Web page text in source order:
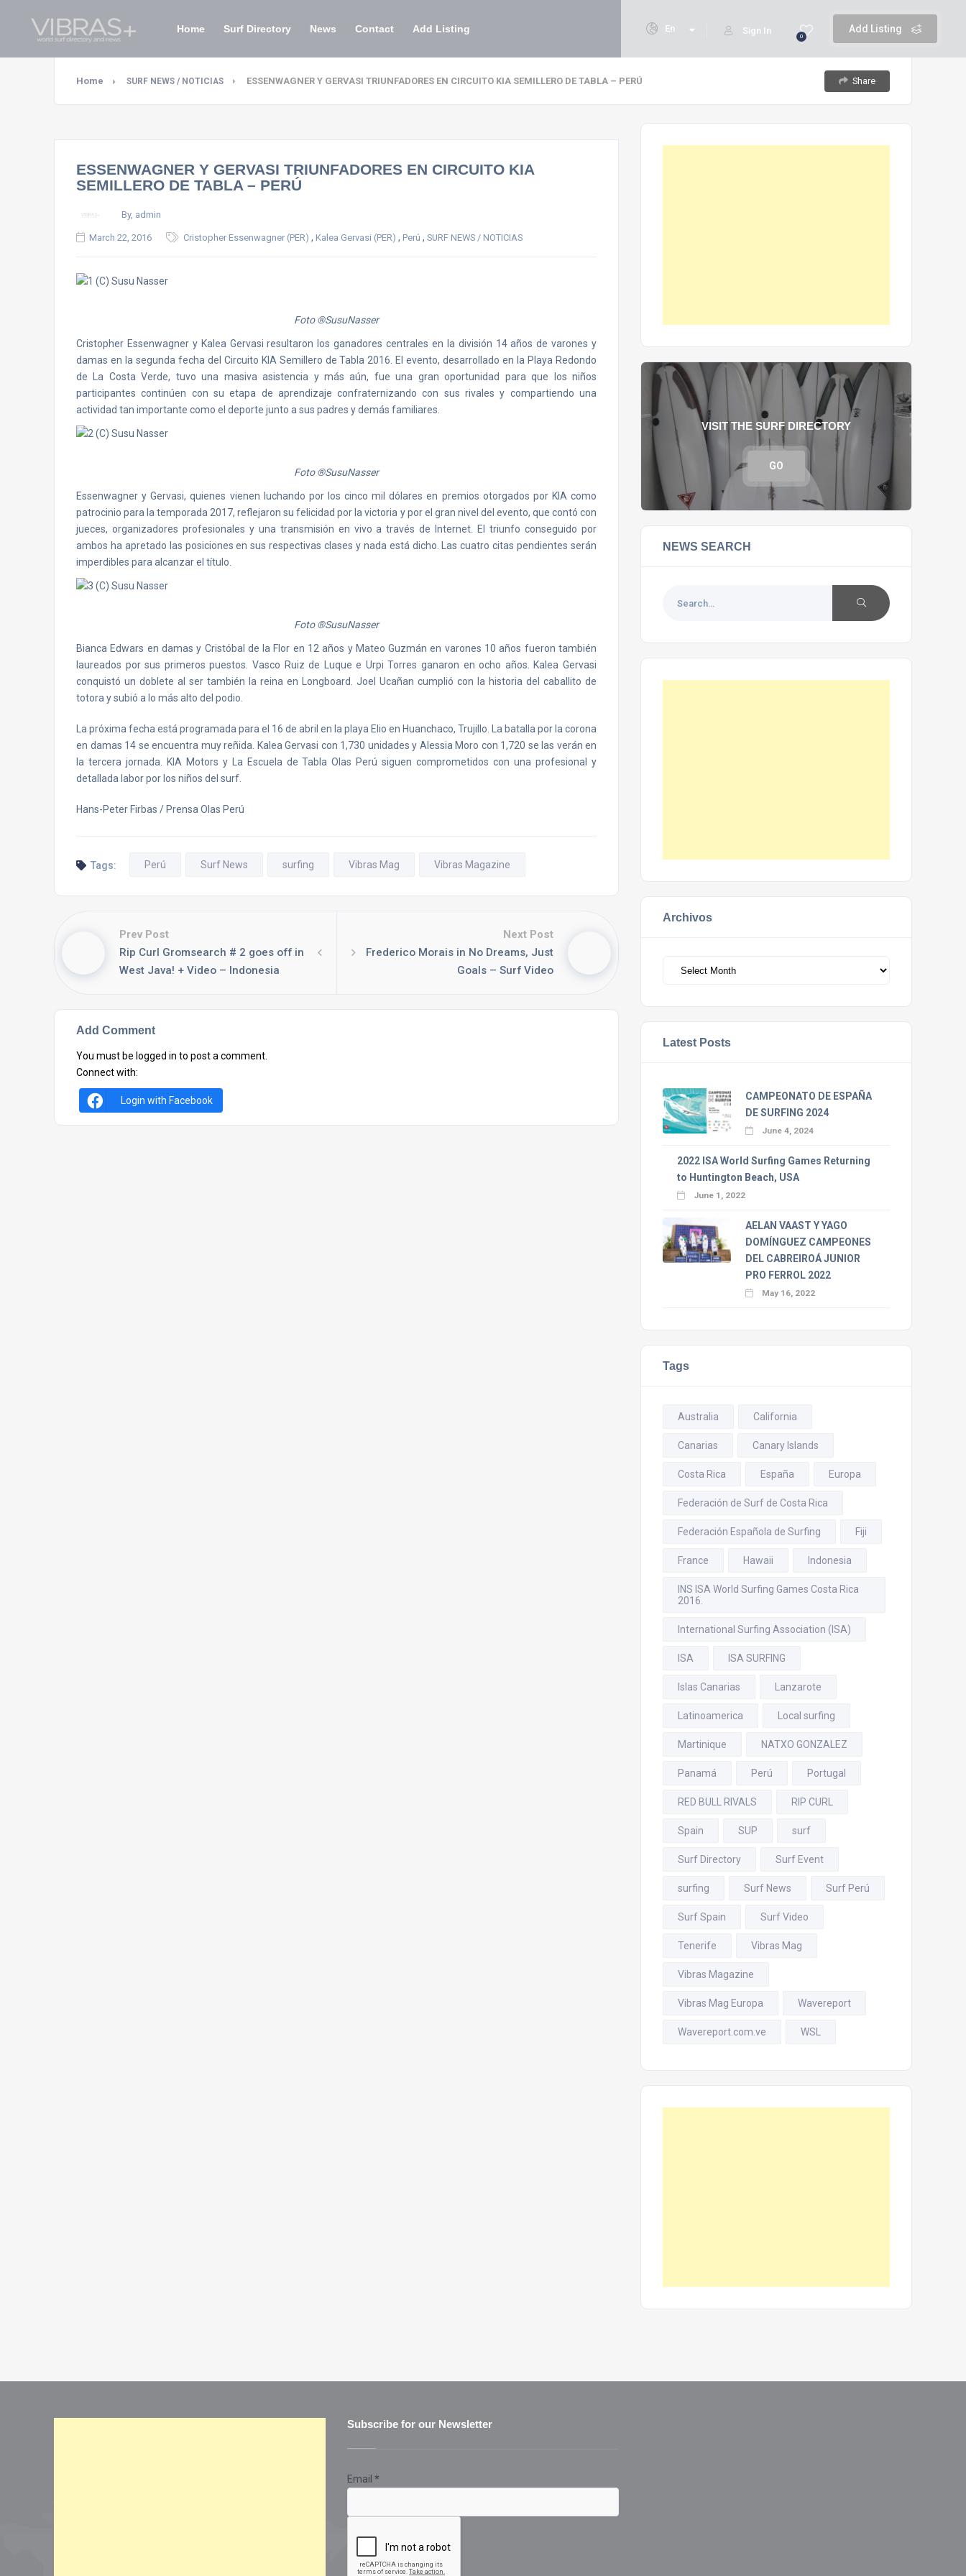
Add Listing
0
Sign In
En
Home Surf Directory News Contact Add Listing
Home SURF NEWS / NOTICIAS ESSENWAGNER Y GERVASI TRIUNFADORES EN CIRCUITO KIA SEMILLERO DE TABLA – PERÚ Share
ESSENWAGNER Y GERVASI TRIUNFADORES EN CIRCUITO KIA
SEMILLERO DE TABLA – PERÚ
By, admin
March 22, 2016 Cristopher Essenwagner (PER) , Kalea Gervasi (PER) , Perú , SURF NEWS / NOTICIAS
Foto ®SusuNasser
Cristopher Essenwagner y Kalea Gervasi resultaron los ganadores centrales en la división 14 años de varones y
damas en la segunda fecha del Circuito KIA Semillero de Tabla 2016. El evento, desarrollado en la Playa Redondo
de La Costa Verde, tuvo una masiva asistencia y más aún, fue una gran oportunidad para que los niños
participantes continúen con su etapa de aprendizaje confraternizando con sus rivales y compartiendo una
actividad tan importante como el deporte junto a sus padres y demás familiares.
Foto ®SusuNasser
Essenwagner y Gervasi, quienes vienen luchando por los cinco mil dólares en premios otorgados por KIA como
patrocinio para la temporada 2017, reflejaron su felicidad por la victoria y por el gran nivel del evento, que contó con
jueces, organizadores profesionales y una transmisión en vivo a través de Internet. El triunfo conseguido por
ambos ha apretado las posiciones en sus respectivas clases y nada está dicho. Las cuatro citas pendientes serán
imperdibles para alcanzar el título.
Foto ®SusuNasser
Bianca Edwars en damas y Cristóbal de la Flor en 12 años y Mateo Guzmán en varones 10 años fueron también
laureados por sus primeros puestos. Vasco Ruiz de Luque e Urpi Torres ganaron en ocho años. Kalea Gervasi
conquistó un doblete al ser también la reina en Longboard. Joel Ucañan cumplió con la historia del caballito de
totora y subió a lo más alto del podio.
La próxima fecha está programada para el 16 de abril en la playa Elio en Huanchaco, Trujillo. La batalla por la corona
en damas 14 se encuentra muy reñida. Kalea Gervasi con 1,730 unidades y Alessia Moro con 1,720 se las verán en
la tercera jornada. KIA Motors y La Escuela de Tabla Olas Perú siguen comprometidos con una profesional y
detallada labor por los niños del surf.
Hans-Peter Firbas / Prensa Olas Perú
Tags: Perú Surf News surfing Vibras Mag Vibras Magazine
Prev Post
Rip Curl Gromsearch # 2 goes off in
West Java! + Video – Indonesia
Next Post
Frederico Morais in No Dreams, Just
Goals – Surf Video
Add Comment
You must be logged in to post a comment.
Connect with:
Login with Facebook
VISIT THE SURF DIRECTORY
GO
NEWS SEARCH
Archivos
Latest Posts
CAMPEONATO DE ESPAÑA
DE SURFING 2024
June 4, 2024
2022 ISA World Surfing Games Returning
to Huntington Beach, USA
June 1, 2022
AELAN VAAST Y YAGO
DOMÍNGUEZ CAMPEONES
DEL CABREIROÁ JUNIOR
PRO FERROL 2022
May 16, 2022
Tags
Australia California
Canarias Canary Islands
Costa Rica España Europa
Federación de Surf de Costa Rica
Federación Española de Surfing Fiji
France Hawaii Indonesia
INS ISA World Surfing Games Costa Rica
2016.
International Surfing Association (ISA)
ISA ISA SURFING
Islas Canarias Lanzarote
Latinoamerica Local surfing
Martinique NATXO GONZALEZ
Panamá Perú Portugal
RED BULL RIVALS RIP CURL
Spain SUP surf
Surf Directory Surf Event
surfing Surf News Surf Perú
Surf Spain Surf Video
Tenerife Vibras Mag
Vibras Magazine
Vibras Mag Europa Wavereport
Wavereport.com.ve WSL
Subscribe for our Newsletter
Email *